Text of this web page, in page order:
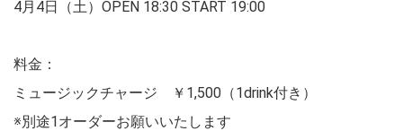
4月4日（土）OPEN 18:30 START 19:00
料金：
ミュージックチャージ ￥1,500（1drink付き）
※別途1オーダーお願いいたします